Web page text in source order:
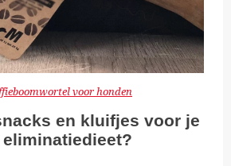
voor honden
en kluifjes voor je